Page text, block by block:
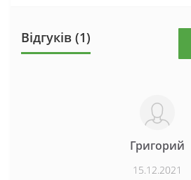
Відгуків (1)
Григорий
15.12.2021